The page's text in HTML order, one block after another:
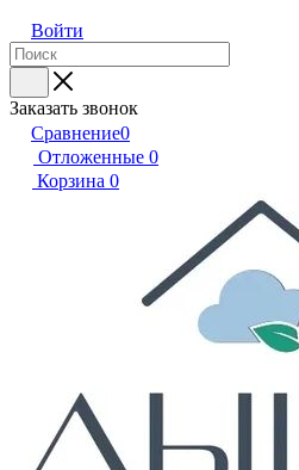
Войти
Заказать звонок
Сравнение0
Отложенные 0
Корзина 0